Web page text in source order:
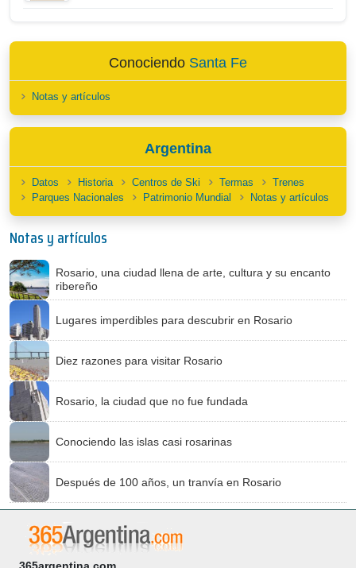
Conociendo Santa Fe
Notas y artículos
Argentina
Datos Historia Centros de Ski Termas
Trenes
Parques Nacionales
Patrimonio Mundial Notas y artículos
Notas y artículos
Rosario, una ciudad llena de arte, cultura y su encanto
ribereño
Lugares imperdibles para descubrir en Rosario
Diez razones para visitar Rosario
Rosario, la ciudad que no fue fundada
Conociendo las islas casi rosarinas
Después de 100 años, un tranvía en Rosario